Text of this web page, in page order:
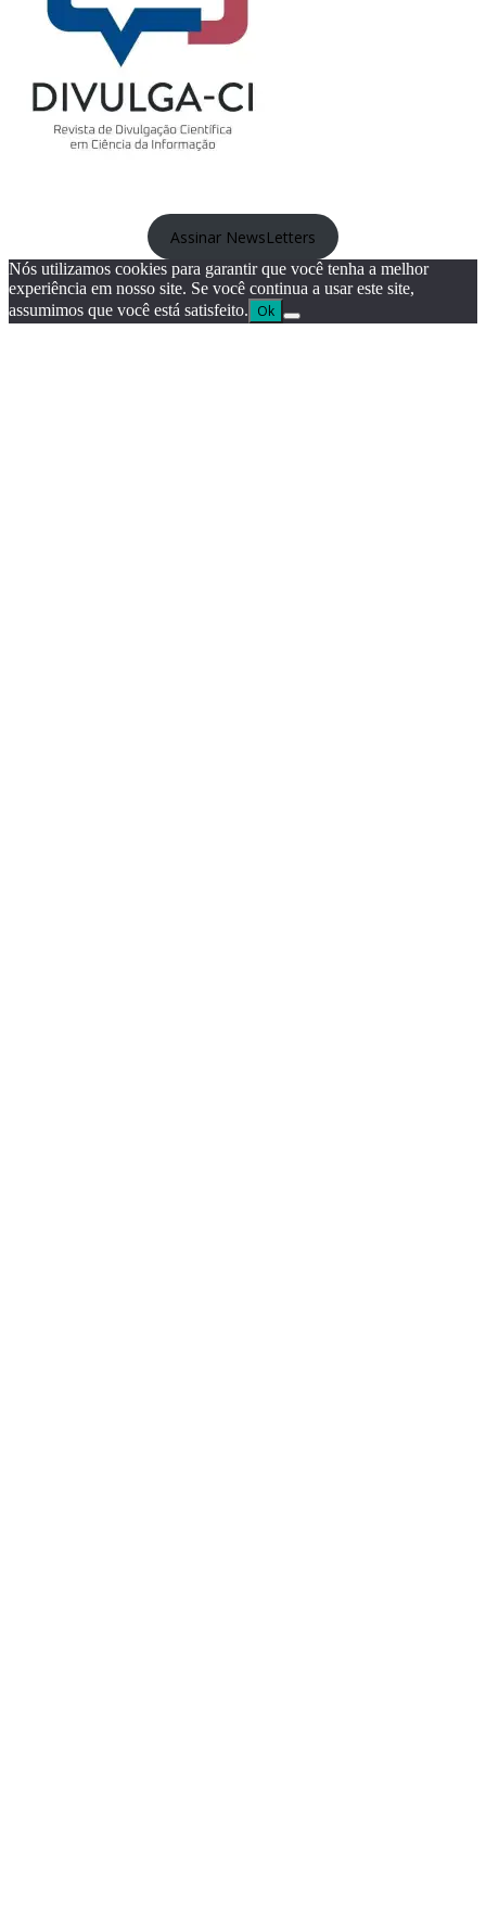
Assinar NewsLetters
Nós utilizamos cookies para garantir que você tenha a melhor
experiência em nosso site. Se você continua a usar este site,
assumimos que você está satisfeito. Ok